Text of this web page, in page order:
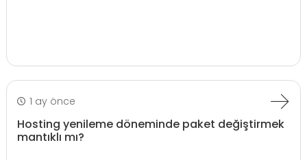
1 ay önce
Hosting yenileme döneminde paket değiştirmek
mantıklı mı?